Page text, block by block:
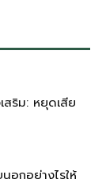
สริม: หยุดเสีย
อกอย่างไรให้